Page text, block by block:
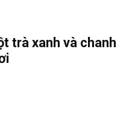
trà xanh và chanh